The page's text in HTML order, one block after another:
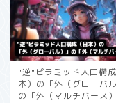
"逆"ピラミッド人口構
本）の「外（グローバル
の「外（マルチバース